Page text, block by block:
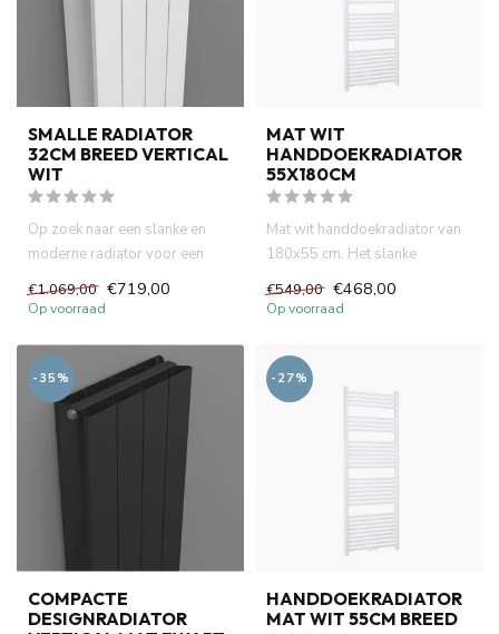
SMALLE RADIATOR
32CM BREED VERTICAL
WIT
Op zoek naar een slanke en
moderne radiator voor een
kleine badkamer of smalle r...
€1.069,00 €719,00
Op voorraad
MAT WIT
HANDDOEKRADIATOR
55X180CM
Mat wit handdoekradiator van
180x55 cm. Het slanke
verticale ontwerp combineert ...
€549,00 €468,00
Op voorraad
-35%
COMPACTE
DESIGNRADIATOR
-27%
HANDDOEKRADIATOR
MAT WIT 55CM BREED